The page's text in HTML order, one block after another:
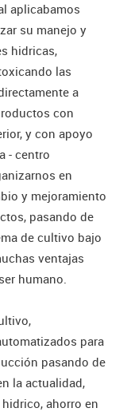
aplicabamos
su manejo y
hidricas,
las
a
con
y con apoyo
- centro
en
y mejoramiento
pasando de
de cultivo bajo
ventajas
humano.
para
pasando de
la actualidad,
ahorro en